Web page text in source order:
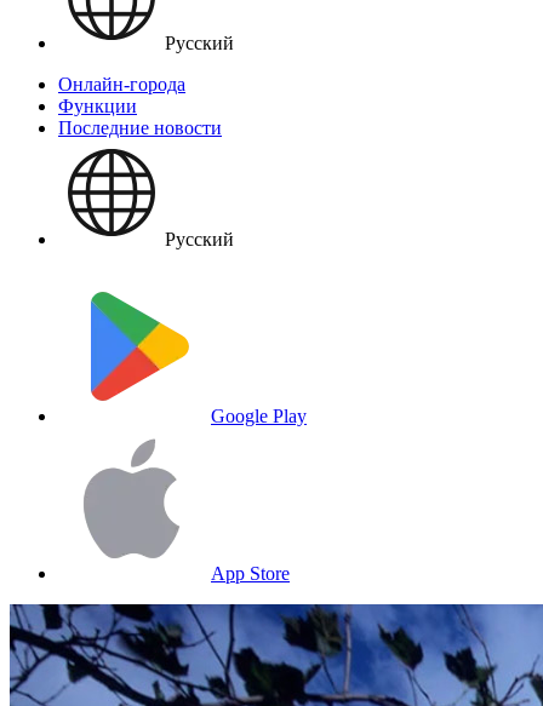
Русский
Онлайн-города
Функции
Последние новости
Русский
Google Play
App Store